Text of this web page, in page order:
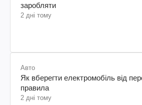
заробляти
2 дні тому
Авто
Як вберегти електромобіль від
правила
2 дні тому